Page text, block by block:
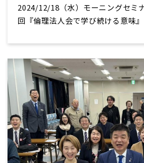
2024/12/18（水）モーニングセミ
回『倫理法人会で学び続ける意味